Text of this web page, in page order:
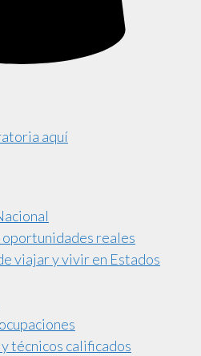
aquí
oportunidades reales
viajar y vivir en Estados
técnicos calificados